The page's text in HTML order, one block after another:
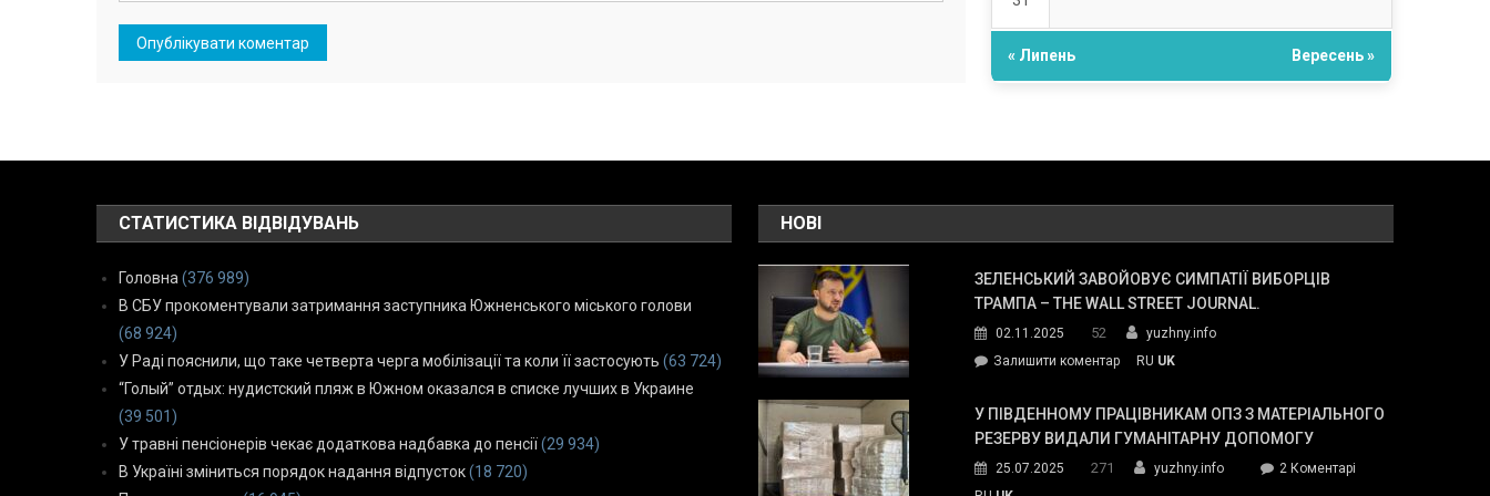
« Липень Вересень »
СТАТИСТИКА ВІДВІДУВАНЬ
Головна (376 989)
В СБУ прокоментували затримання заступника Южненського міського голови
(68 924)
У Раді пояснили, що таке четверта черга мобілізації та коли її застосують (63 724)
“Голый” отдых: нудистский пляж в Южном оказался в списке лучших в Украине
(39 501)
У травні пенсіонерів чекає додаткова надбавка до пенсії (29 934)
В Україні зміниться порядок надання відпусток (18 720)
НОВІ
ЗЕЛЕНСЬКИЙ ЗАВОЙОВУЄ СИМПАТІЇ ВИБОРЦІВ
ТРАМПА – THE WALL STREET JOURNAL.
02.11.2025 52
yuzhny.info
Залишити коментарon
завойовує
симпатії
Трампа
RU UK
У ПІВДЕННОМУ ПРАЦІВНИКАМ ОПЗ З МАТЕРІАЛЬНОГО
РЕЗЕРВУ ВИДАЛИ ГУМАНІТАРНУ ДОПОМОГУ
25.07.2025 271 yuzhny.info 2 Коментарідо